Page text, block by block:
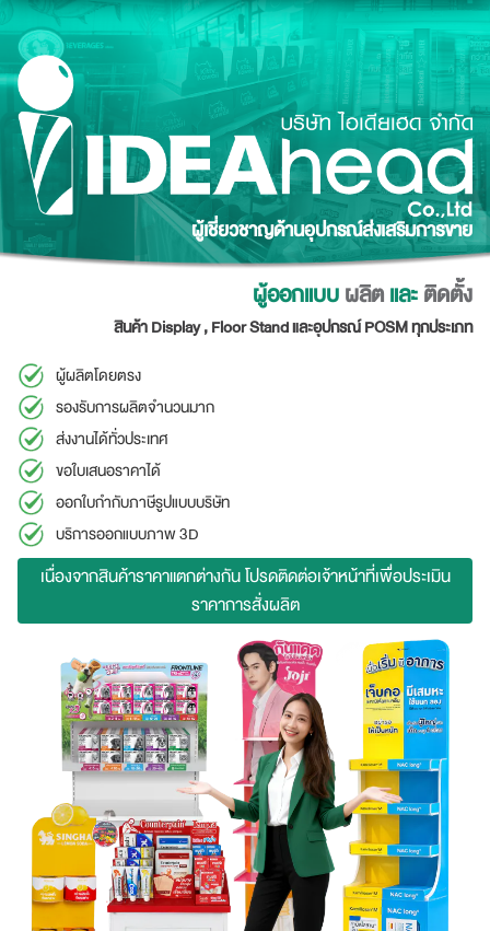
Skip
to
content
ผู้เชี่ยวชาญด้านอุปกรณ์ส่งเสริมการขาย
ผู้ออกแบบผลิตและติดตั้ง
สินค้า Display , Floor Stand และอุปกรณ์ POSM ทุกประเภท
ผู้ผลิตโดยตรง
รองรับการผลิตจำนวนมาก
ส่งงานได้ทั่วประเทศ
ขอใบเสนอราคาได้
ออกใบกำกับภาษีรูปแบบบริษัท
บริการออกแบบภาพ 3D
เนื่องจากสินค้าราคาแตกต่างกัน โปรดติดต่อเจ้าหน้าที่เพื่อประเมิน
ราคาการสั่งผลิต